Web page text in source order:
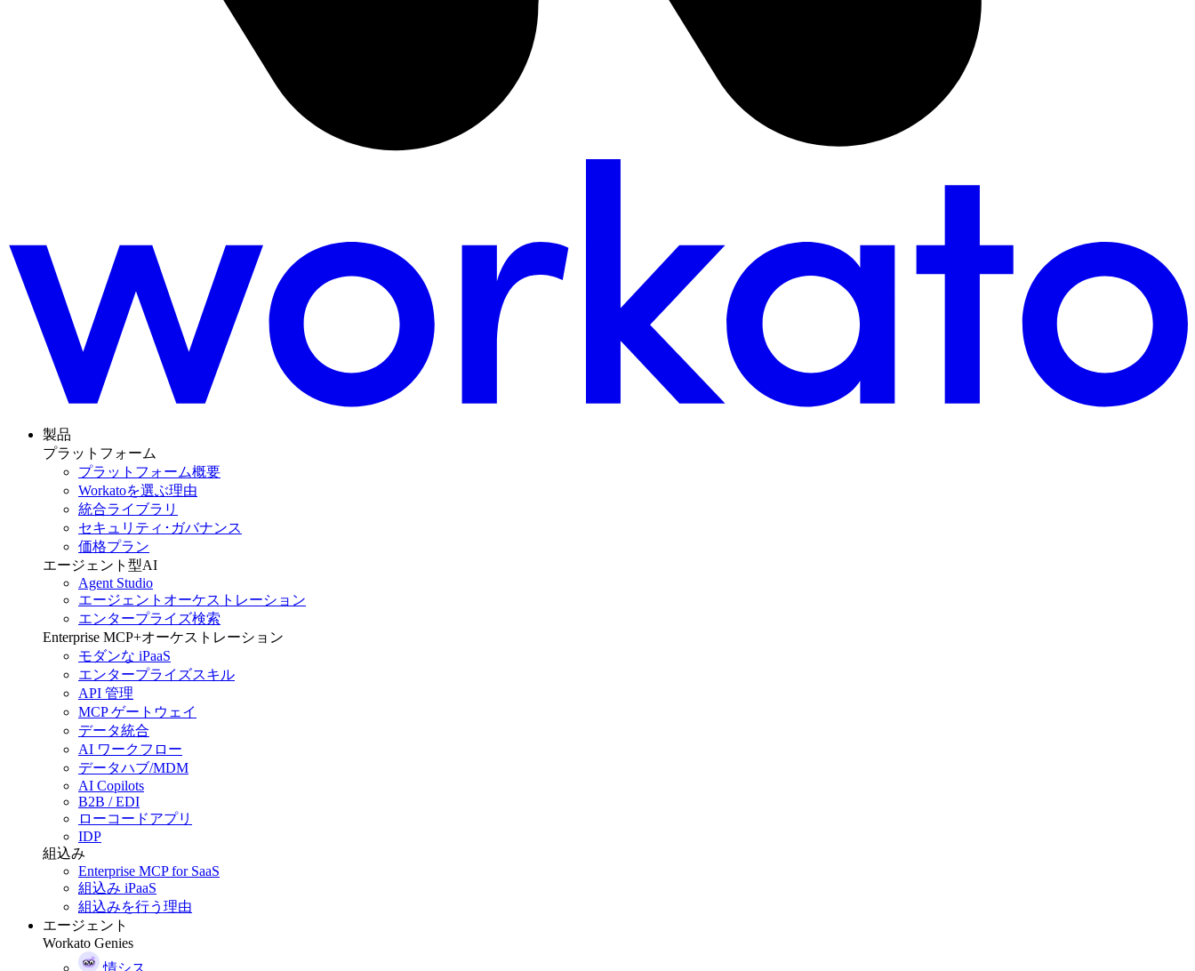
製品
プラットフォーム
プラットフォーム概要
Workatoを選ぶ理由
統合ライブラリ
セキュリティ･ガバナンス
価格プラン
エージェント型AI
Agent Studio
エージェントオーケストレーション
エンタープライズ検索
Enterprise MCP+オーケストレーション
モダンな iPaaS
エンタープライズスキル
API 管理
MCP ゲートウェイ
データ統合
AI ワークフロー
データハブ/MDM
AI Copilots
B2B / EDI
ローコードアプリ
IDP
組込み
Enterprise MCP for SaaS
組込み iPaaS
組込みを行う理由
エージェント
Workato Genies
情シス